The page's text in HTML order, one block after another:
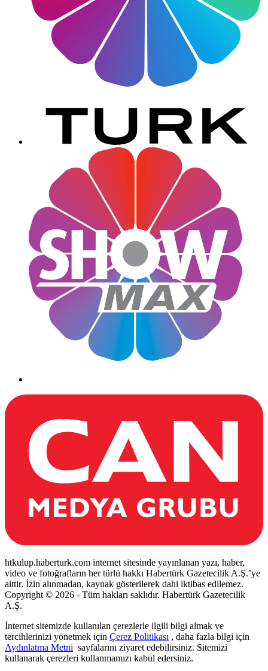
htkulup.haberturk.com internet sitesinde yayınlanan yazı, haber,
video ve fotoğrafların her türlü hakkı Habertürk Gazetecilik A.Ş.’ye
aittir. İzin alınmadan, kaynak gösterilerek dahi iktibas edilemez.
Copyright © 2026 - Tüm hakları saklıdır. Habertürk Gazetecilik
A.Ş.
İnternet sitemizde kullanılan çerezlerle ilgili bilgi almak ve
tercihlerinizi yönetmek için Çerez Politikası , daha fazla bilgi için
Aydınlatma Metni sayfalarını ziyaret edebilirsiniz. Sitemizi
kullanarak çerezleri kullanmamızı kabul edersiniz.